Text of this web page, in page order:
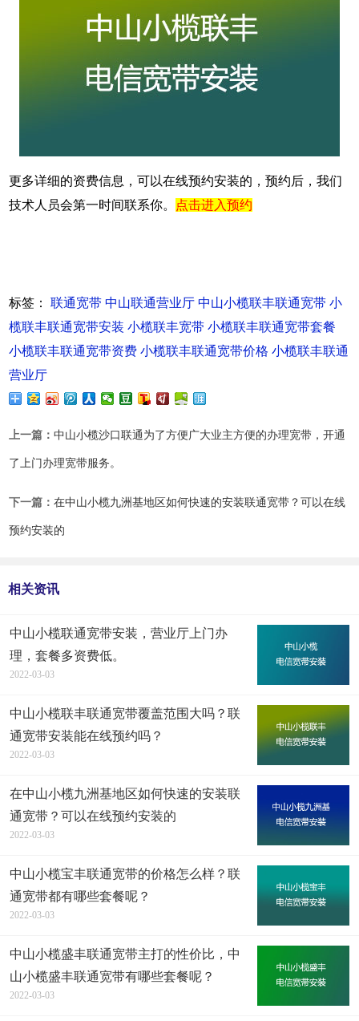
更多详细的资费信息，可以在线预约安装的，预约后，我们
技术人员会第一时间联系你。
点击进入预约
标签：联通宽带 中山联通营业厅 中山小榄联丰联通宽带 小
榄联丰联通宽带安装 小榄联丰宽带 小榄联丰联通宽带套餐
小榄联丰联通宽带资费 小榄联丰联通宽带价格 小榄联丰联通
营业厅
上一篇：中山小榄沙口联通为了方便广大业主方便的办理宽带，开通
了上门办理宽带服务。
下一篇：在中山小榄九洲基地区如何快速的安装联通宽带？可以在线
预约安装的
相关资讯
中山小榄联通宽带安装，营业厅上门办
理，套餐多资费低。
2022-03-03
中山小榄联丰联通宽带覆盖范围大吗？联
通宽带安装能在线预约吗？
2022-03-03
在中山小榄九洲基地区如何快速的安装联
通宽带？可以在线预约安装的
2022-03-03
中山小榄宝丰联通宽带的价格怎么样？联
通宽带都有哪些套餐呢？
2022-03-03
中山小榄盛丰联通宽带主打的性价比，中
山小榄盛丰联通宽带有哪些套餐呢？
2022-03-03